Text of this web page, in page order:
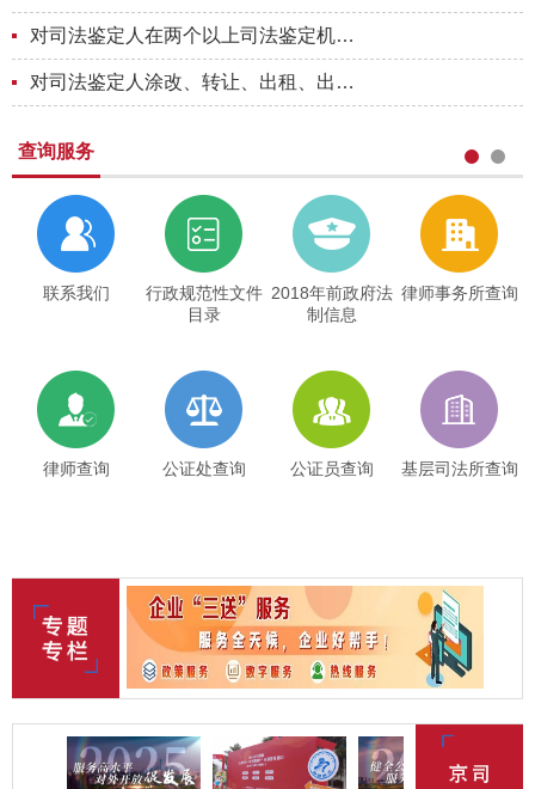
对司法鉴定人在两个以上司法鉴定机构执业的行为进行处罚
对司法鉴定人涂改、转让、出租、出借《司法鉴定人执业证》的行为进行处罚
查询服务
联系我们
行政规范性文件
目录
2018年前政府法
制信息
律师事务所查询
律师查询 公证处查询 公证员查询 基层司法所查询